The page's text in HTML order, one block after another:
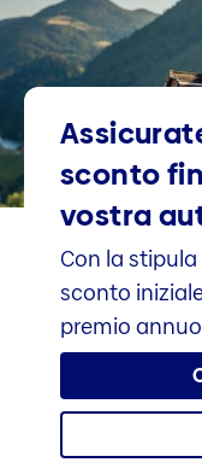
sconto
vostra
Con la
sconto
premio